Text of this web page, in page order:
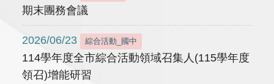
期末團務會議
2026/06/23 綜合活動_國中
114學年度全市綜合活動領域召集人(115學年度
領召)增能研習